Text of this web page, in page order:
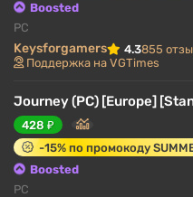
Boosted
PC
Keysforgamers 4.3855
Поддержка на VGTimes
Journey (PC) [Europe]
428 ₽
-15% по промокоду
Boosted
PC